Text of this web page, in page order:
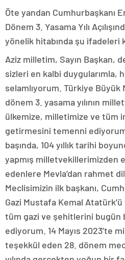
Öte yandan Cumhurbaşkanı
Dönem 3. Yasama Yılı
yönelik hitabında şu ifadeleri
Aziz milletim, Sayın Başkan,
sizleri en kalbi duygularımla,
selamlıyorum. Türkiye Büyük
dönem 3. yasama yılının
ülkemize, milletimize ve tüm
getirmesini temenni
başında, 104 yıllık tarihi
yapmış milletvekillerimizden
edenlere Mevla’dan rahmet
Meclisimizin ilk başkanı,
Gazi Mustafa Kemal Atatürk’ü
tüm gazi ve şehitlerini bugün
ediyorum. 14 Mayıs 2023’te
teşekkül eden 28. dönem